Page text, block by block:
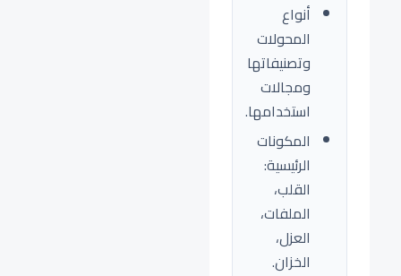
أنواع
المحولات
وتصنيفاتها
ومجالات
استخدامها.
المكونات
الرئيسية:
القلب،
الملفات،
العزل،
الخزان.